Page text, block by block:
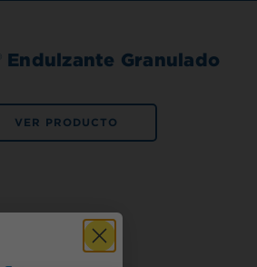
Endulzante Granulado
VER PRODUCTO